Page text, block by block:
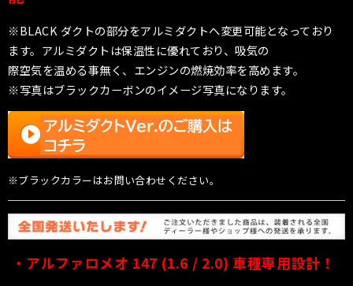
※BLACK ダクトの部分をアルミダクトへ変更可能となっており
ます。アルミダクトは保温性に優れており、吸気の
際空気を温める事無く、エンジンの燃焼効率を高めます。
※写真はブラックカーボンのイメージ写真になります。
※ブラックカラーはお問い合わせください。
・アルファロメオ 147 (1.6 / 2.0) 車種専用設計！